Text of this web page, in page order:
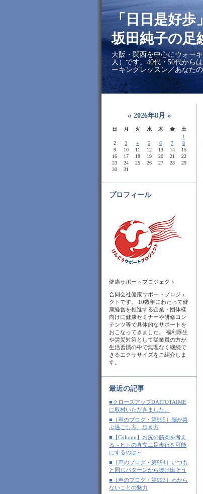
「日日是好
坂田純子の足
大阪・関西を中心にウォー
人）です。40代・50代から
ーキングレッスン／あなた
« 2026年8月 »
日 月 火 水 木 金
土
1
2
3 4 5 6 7
8
9
10 11 12 13 14
15
16
17 18 19 20 21
22
23
24 25 26 27 28
29
30
31
プロフィール
健康サポートプロジェクト
合同会社健康サポートプロジェ
クトです。 10数年にわたって健
康経営を推進する企業・団体様
向けに健康セミナーや研修コン
テンツ等で具体的なサポートを
おこなってきました。 福利厚生
や労災対策として従業員の方が
生活習慣の中で無理なく継続で
きるエクササイズをご紹介しま
す。
最近の記事
■クローズアップDAITOTAIME
に取材いただきました。
■［声のブログ・第995］脳が喜
ぶ過ごし方、歩き方
■【Column】お尻の筋肉を考え
る～ヒトの直立二足歩行を可能
にするのは～
■［声のブログ・第994］いつも
と同じパターンから抜け出そう
■［声のブログ・第993］わから
ないことの魅力